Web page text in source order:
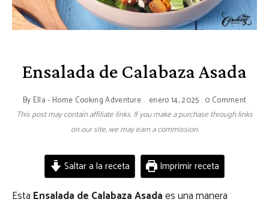
Ensalada de Calabaza Asada
By Ella - Home Cooking Adventure enero 14, 2025 0 Comment
This post may contain affiliate links. If you make a purchase through links
on our site, we may earn a commission.
Saltar a la receta Imprimir receta
Esta Ensalada de Calabaza Asadaes una manera